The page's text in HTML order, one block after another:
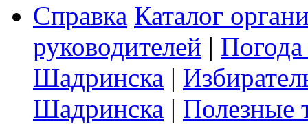
Справка Каталог
руководителей |
Шадринска |
Шадринска | Полезные